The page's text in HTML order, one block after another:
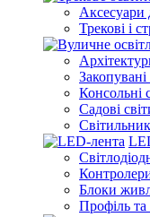
Аксесуари
Трекові і
Консольні
Садові
Блоки
Профіль